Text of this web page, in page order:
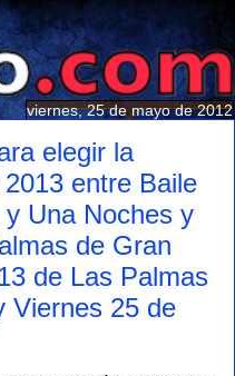
viernes, 25 de mayo de 2012
elegir la
entre Baile
Una Noches y
de Gran
de Las Palmas
Viernes 25 de